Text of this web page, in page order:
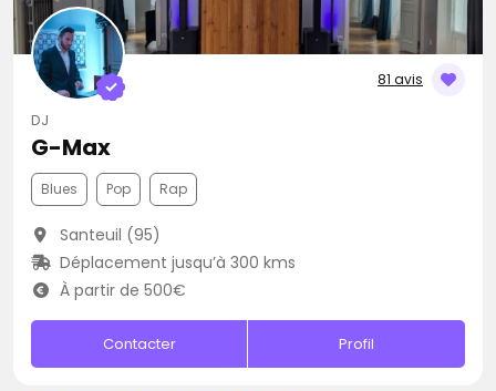
81 avis
DJ
G-Max
Blues Pop Rap
Santeuil (95)
Déplacement jusqu’à 300 kms
À partir de 500€
Contacter Profil